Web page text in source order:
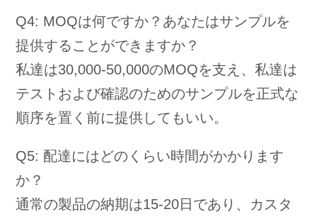
Q4: MOQは何ですか？あなたはサンプルを
提供することができますか？
私達は30,000-50,000のMOQを支え、私達は
テストおよび確認のためのサンプルを正式な
順序を置く前に提供してもいい。
Q5: 配達にはどのくらい時間がかかります
か？
通常の製品の納期は15-20日であり、カスタ